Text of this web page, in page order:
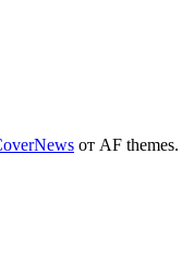
от AF themes.